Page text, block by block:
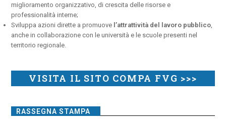
miglioramento organizzativo, di crescita delle risorse e
professionalità interne;
Sviluppa azioni dirette a promuove l’attrattività del lavoro pubblico
anche in collaborazione con le università e le scuole presenti nel
territorio regionale.
VISITA IL SITO COMPA FVG >>>
RASSEGNA STAMPA